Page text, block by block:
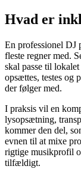
Hvad er
En professionel DJ
fleste regner med.
skal passe til
opsættes, testes og
der følger med.
I praksis vil en
lysopsætning,
kommer den del,
evnen til at mixe
rigtige musikprofil
tilfældigt.